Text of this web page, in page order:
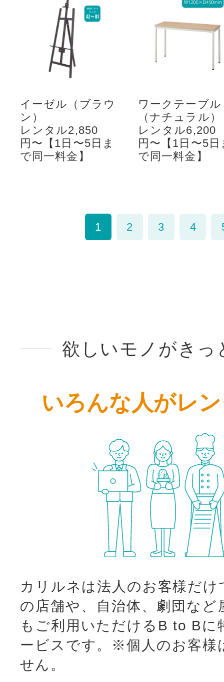
イーゼル（ブラウ
ン）
レンタル2,850
円〜【1日〜5日ま
で同一料金】
ワークテーブル
（ナチュラル）
レンタル6,200
円〜【1日〜5日
で同一料金】
1 2 3 4
欲しいモノがきっ
いろんな人がレ
カリルネは法人のお客様だ
の店舗や、自治体、劇団な
もご利用いただけるB to Bに
ービスです。
※個人のお客様
せん。